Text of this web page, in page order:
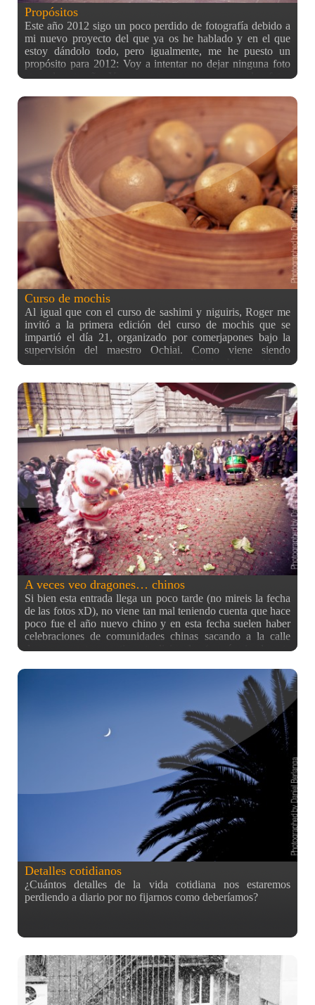
Propósitos
Este año 2012 sigo un poco perdido de fotografía debido a
mi nuevo proyecto del que ya os he hablado y en el que
estoy dándolo todo, pero igualmente, me he puesto un
propósito para 2012: Voy a intentar no dejar ninguna foto
atrasada este año. Y eso es, que no se me acumulen fotos
puesto que las únicas fotos que he hecho en los 46 días que
llevamos de año son éstas y éstas. Igualmente, seguiré
procesando y publicando fotillos que aún me quedan de
2011, como por ejemplo, estas de unos coches antiguos que
nos encontramos en Calella de Palafrugell, esperando el
atardecer. Si para lograrlo tengo que hacer menos fotos en
este 2012, pues haré menos fotos por mucho que me pese, y
de mientras aprovecharé para procesar las atrasadas (que no
son pocas), pero esto no puede seguir así, y menos con los
planes que tengo en mente para un futuro cercano, que cae
en este 2012… Y es que si todo sale bien… sí que me
hincharé de hacer fotos! :)
Curso de mochis
Al igual que con el curso de sashimi y niguiris, Roger me
invitó a la primera edición del curso de mochis que se
impartió el día 21, organizado por comerjapones bajo la
supervisión del maestro Ochiai. Como viene siendo
tradicional en estos cursos, se dio la bienvenida y
Además, el sr. Takashi Ochiai trajo unos cuantos mochis de
té verde, anko y fresa para que pudiesemos probarlos antes
de empezar el curso. Una vez empezado el curso, se podía
ver a Takashi preparando los ingredientes a usar y dando las
instrucciones para que los demás los hiciesen también.
Además, se agradece que si uno va de fotógrafo, el personal
se muestre colaborativo y te enseñe elementos para que les
hagas fotos. En este caso era la pasta del mochi como tiene
que quedar una vez cocida, lista para ser amasada. Y aquí
los alumnos con las manos en la masa! Por supuesto, el
maestro también ayudaba y se unía a los alumnos para
hacer cositas ^^ Después del duro trabajo, algunos
enseñaron sus satisfactorios resultados :D Así a modo de
resumen, se hicieron varias cosillas como… Mousse de
chocolate (de relleno)
A veces veo dragones… chinos
Si bien esta entrada llega un poco tarde (no mireis la fecha
de las fotos xD), no viene tan mal teniendo cuenta que hace
poco fue el año nuevo chino y en esta fecha suelen haber
celebraciones de comunidades chinas sacando a la calle
dragones y otros motivos tradicionales (y más siendo este
tomaron en Amsterdam, Holanda. El motivo no lo sé muy
bien, pero la impresión que me dieron fue que estaban
bendiciendo un local o tienda que acabaría de abrir hace
poco. O quizás fuese algún otro motivo. ¿Alguien sabe qué
pueden celebrar los chinos un 5 de Enero? Ya sea por un
motivo o por otro, el caso es que pude disfrutar de un
bonito espectáculo adornado por una cantidad enorme de
petardos que le daban ruído a la calle.
Detalles cotidianos
¿Cuántos detalles de la vida cotidiana nos estaremos
perdiendo a diario por no fijarnos como deberíamos?